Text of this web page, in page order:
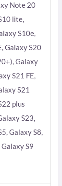
Note 20
lite,
S10e,
Galaxy S20
Galaxy
S21 FE,
S21
plus
S23,
Galaxy S8,
S9